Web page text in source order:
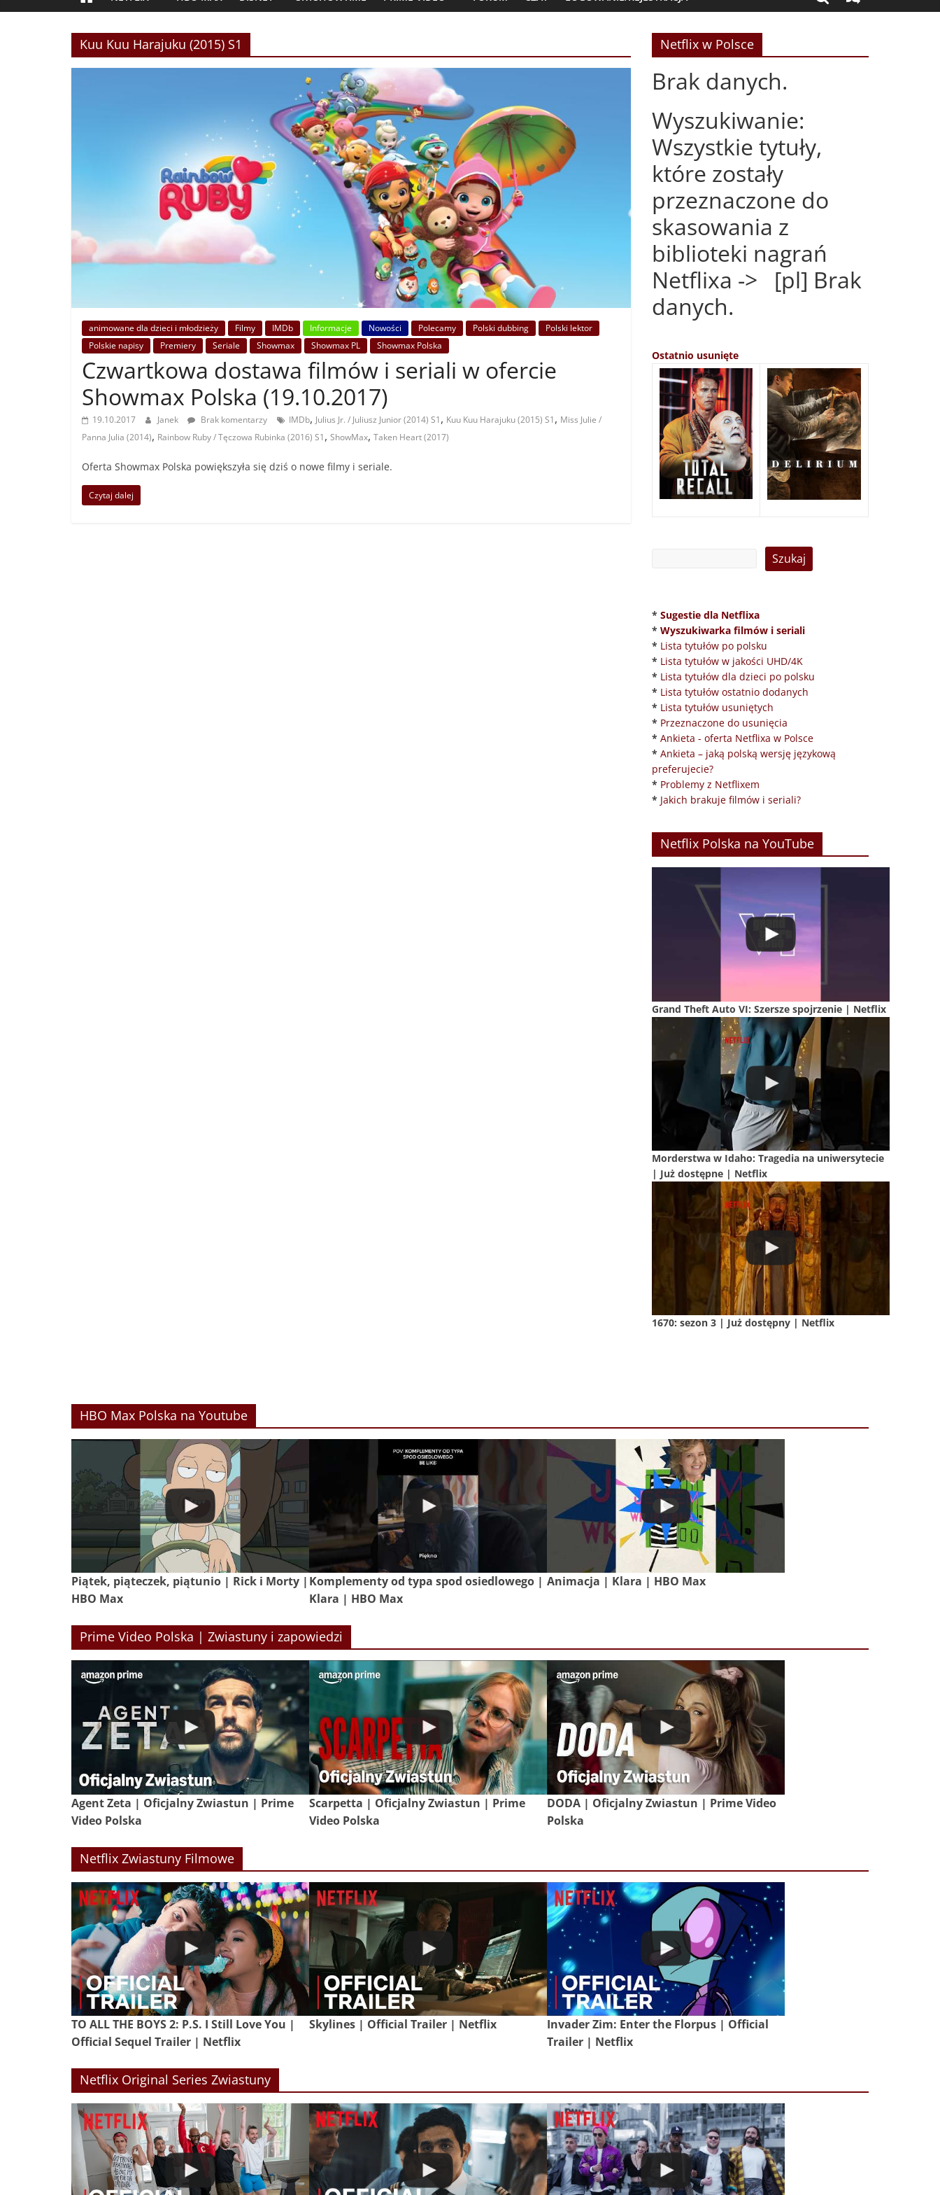
Kuu Kuu Harajuku (2015) S1
animowane dla dzieci i młodzieży Filmy IMDb Informacje Nowości Polecamy Polski dubbing
Polski lektor
Polskie napisy
Premiery Seriale Showmax Showmax PL Showmax Polska
Czwartkowa dostawa filmów i seriali w ofercie
Showmax Polska (19.10.2017)
19.10.2017 Janek Brak komentarzy IMDb, Julius Jr. / Juliusz Junior (2014) S1, Kuu Kuu Harajuku (2015) S1, Miss Julie /
Panna Julia (2014), Rainbow Ruby / Tęczowa Rubinka (2016) S1, ShowMax, Taken Heart (2017)
Oferta Showmax Polska powiększyła się dziś o nowe filmy i seriale.
Czytaj dalej
Netflix w Polsce
Brak danych.
Wyszukiwanie:
Wszystkie tytuły,
które zostały
przeznaczone do
skasowania z
biblioteki nagrań
Netflixa -> [pl] Brak
danych.
Ostatnio usunięte
* Sugestie dla Netflixa
* Wyszukiwarka filmów i seriali
* Lista tytułów po polsku
* Lista tytułów w jakości UHD/4K
* Lista tytułów dla dzieci po polsku
* Lista tytułów ostatnio dodanych
* Lista tytułów usuniętych
* Przeznaczone do usunięcia
* Ankieta - oferta Netflixa w Polsce
* Ankieta – jaką polską wersję językową
preferujecie?
* Problemy z Netflixem
* Jakich brakuje filmów i seriali?
Netflix Polska na YouTube
Grand Theft Auto VI: Szersze spojrzenie | Netflix
Morderstwa w Idaho: Tragedia na uniwersytecie
| Już dostępne | Netflix
1670: sezon 3 | Już dostępny | Netflix
HBO Max Polska na Youtube
Piątek, piąteczek, piątunio | Rick i Morty |
HBO Max
Komplementy od typa spod osiedlowego |
Klara | HBO Max
Animacja | Klara | HBO Max
Prime Video Polska | Zwiastuny i zapowiedzi
Agent Zeta | Oficjalny Zwiastun | Prime
Video Polska
Scarpetta | Oficjalny Zwiastun | Prime
Video Polska
DODA | Oficjalny Zwiastun | Prime Video
Polska
Netflix Zwiastuny Filmowe
TO ALL THE BOYS 2: P.S. I Still Love You |
Official Sequel Trailer | Netflix
Skylines | Official Trailer | Netflix
Invader Zim: Enter the Florpus | Official
Trailer | Netflix
Netflix Original Series Zwiastuny